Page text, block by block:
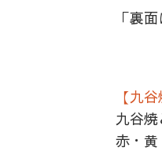
「裏
【九
九谷焼
赤・